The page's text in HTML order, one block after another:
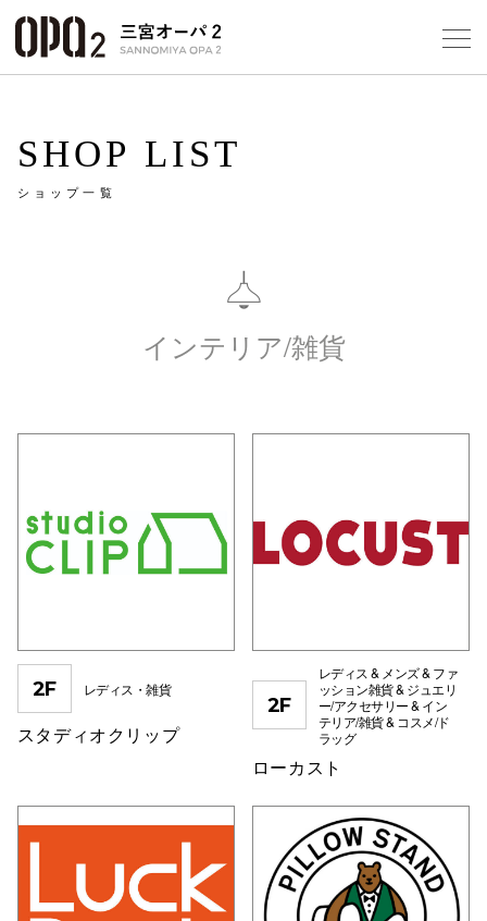
SHOP LIST
ショップ一覧
インテリア/雑貨
2F レディス・雑貨
スタディオクリップ
2F
レディス & メンズ & ファ
ッション雑貨 & ジュエリ
ー/アクセサリー & イン
テリア/雑貨 & コスメ/ド
ラッグ
ローカスト
電話で
企業情報
お問い合わせ
利用規約
ソーシャル